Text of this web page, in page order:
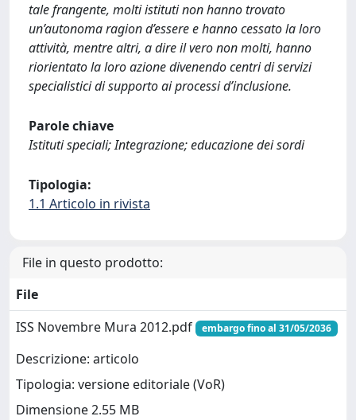
tale frangente, molti istituti non hanno trovato
un’autonoma ragion d’essere e hanno cessato la loro
attività, mentre altri, a dire il vero non molti, hanno
riorientato la loro azione divenendo centri di servizi
specialistici di supporto ai processi d’inclusione.
Parole chiave
Istituti speciali; Integrazione; educazione dei sordi
Tipologia:
1.1 Articolo in rivista
File in questo prodotto:
File
ISS Novembre Mura 2012.pdf
embargo fino al 31/05/2036
Descrizione: articolo
Tipologia: versione editoriale (VoR)
Dimensione 2.55 MB